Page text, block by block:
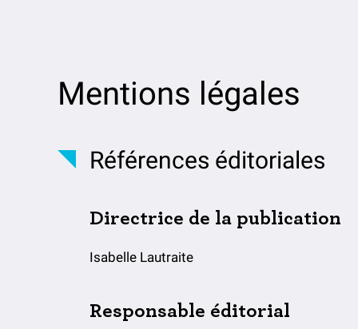
Mentions légales
Références éditoriales
Directrice de la publication
Isabelle Lautraite
Responsable éditorial